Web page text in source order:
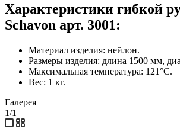
Характеристики гибкой
Schavon арт. 3001:
Материал изделия: нейлон.
Размеры изделия: длина 1500 мм,
Максимальная температура: 121°С.
Вес: 1 кг.
Галерея
1/1 —